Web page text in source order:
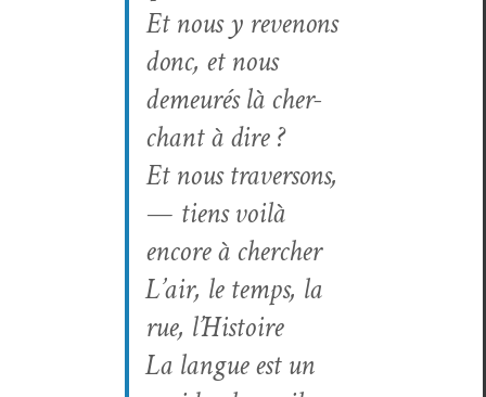
Et nous y revenons
donc, et nous
demeurés là cher­
chant à dire ?
Et nous tra­ver­sons,
— tiens voilà
encore à chercher
L’air, le temps, la
rue, l’Histoire
La langue est un